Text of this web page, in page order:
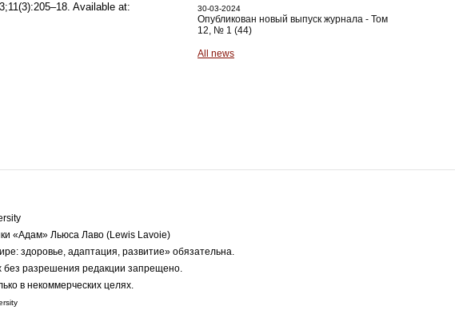
Available at:
30-03-2024
Опубликован новый выпуск журнала - Том
12, № 1 (44)
All news
«Адам» Льюса Лаво (Lewis Lavoie)
здоровье, адаптация, развитие» обязательна.
без разрешения редакции запрещено.
в некоммерческих целях.